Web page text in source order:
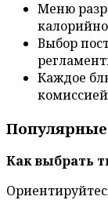
Меню
Выбор
Каждое
комиссией
Как выбрать